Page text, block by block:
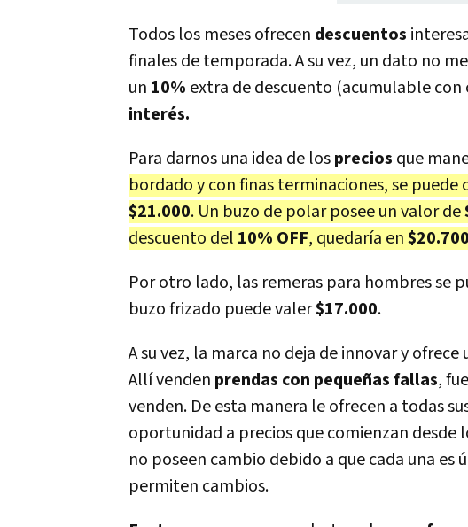
Todos los meses ofrecen descuentos
finales de temporada. A su vez, un dato no
un 10% extra de descuento (acumulable con
interés.
Para darnos una idea de losprecios que
bordado y con finas terminaciones, se
$21.000. Un buzo de polar posee un valor de
descuento del 10% OFF, quedaría en$20.700
Por otro lado, las remeras para hombres se
buzo frizado puede valer$17.000.
A su vez, la marca no deja de innovar y
Allí venden prendas con pequeñas fallas,
venden. De esta manera le ofrecen a todas
oportunidad a precios que comienzan desde
no poseen cambio debido a que cada una es
permiten cambios.